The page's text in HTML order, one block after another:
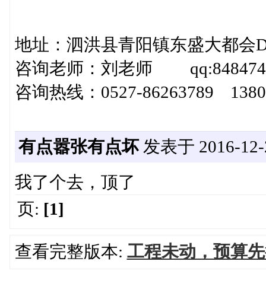
地址：泗洪县青阳镇东盛大都会
咨询老师：刘老师
咨询热线：0527-86263789
有点嚣张有点坏发表于 2016-12-
我了个去，顶了
页: [1]
查看完整版本: 工程未动，预算